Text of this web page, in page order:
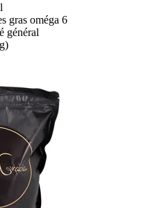
gras oméga 6
général